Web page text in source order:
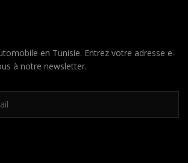
en Tunisie. Entrez votre adresse e-
à notre newsletter.